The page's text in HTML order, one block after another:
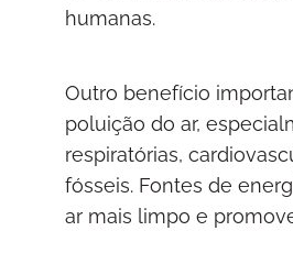
humanas.
Outro benefício
poluição do ar,
respiratórias,
fósseis. Fontes de
ar mais limpo e